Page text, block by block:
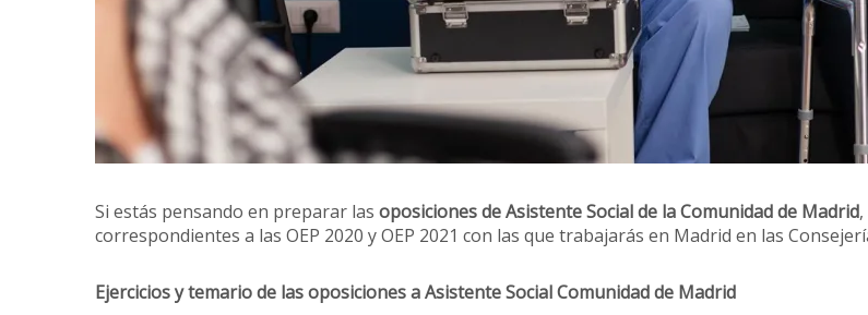
Si estás pensando en preparar las oposiciones de Asistente Social de la Comunidad de Madrid
correspondientes a las OEP 2020 y OEP 2021 con las que trabajarás en Madrid en las
Ejercicios y temario de las oposiciones a Asistente Social Comunidad de Madrid